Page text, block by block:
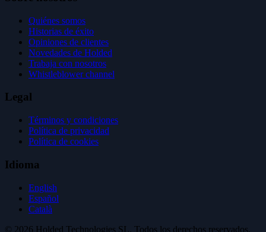
Quiénes somos
Historias de éxito
Opiniones de clientes
Novedades de Holded
Trabaja con nosotros
Whistleblower channel
Legal
Términos y condiciones
Política de privacidad
Política de cookies
Idioma
English
Español
Català
© 2026 Holded Technologies SL. Todos los derechos reservados.